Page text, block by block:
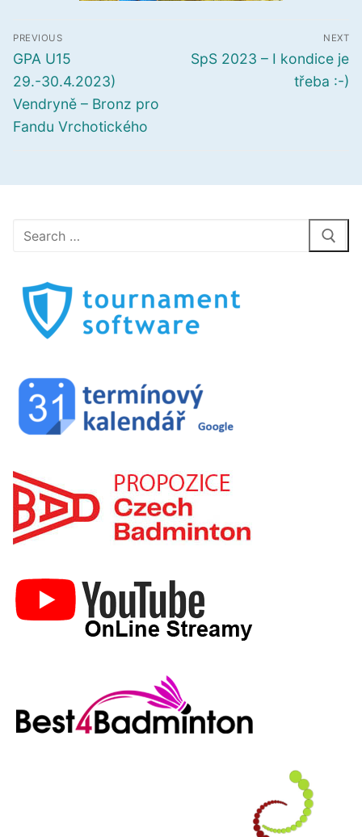
Navigace
pro
příspěvek
PREVIOUS
Předchozí
příspěvek
GPA U15
29.-30.4.2023)
Vendryně – Bronz pro
Fandu Vrchotického
NEXT
Další
SpS 2023 – I kondice je
třeba :-)
Hledat: